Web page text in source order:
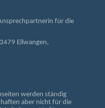
für die
Ellwangen,
werden ständig
aber nicht für die